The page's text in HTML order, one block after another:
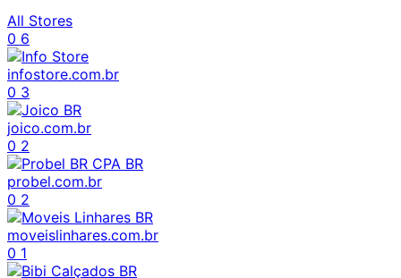
All Stores
0 6
infostore.com.br
0 3
joico.com.br
0 2
probel.com.br
0 2
moveislinhares.com.br
0 1